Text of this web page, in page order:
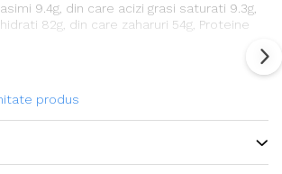
9.4g, din care acizi grasi saturati 9.3g,
82g, din care zaharuri 54g, Proteine
produs